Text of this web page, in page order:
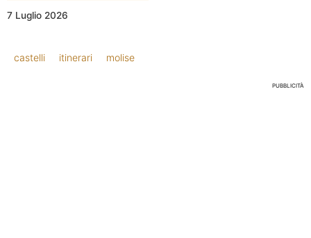
7 Luglio 2026
castelli itinerari molise
PUBBLICITÀ